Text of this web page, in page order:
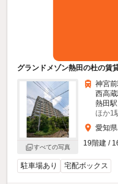
グランドメゾン熱田の杜の賃
すべての写真
神宮
西高
熱田
ほか1
愛知
19階建 /
駐車場あり 宅配ボックス